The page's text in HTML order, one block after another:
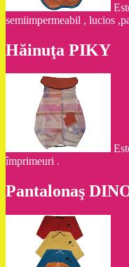
semiimpermeabil , lucios
Hăinuţa PIKY
împrimeuri .
Pantalonaş